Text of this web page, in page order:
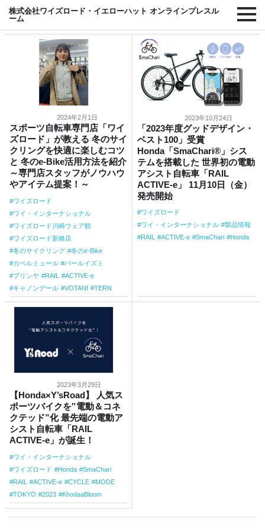
株式会社ワイズロード・イエローハット オンラインプレスル
ーム
#ACTIVE-e
2024年2月1日
スポーツ自転車専門店「ワイ
ズロード」が教える 冬のサイ
クリングを快適に楽しむコツ
と 冬のe-Bike活用方法を紹介
～専門店スタッフがノウハウ
やアイテム提案！～
ワイズロード
ワイ・インターナショナル
ワイズロード川崎ウェア館
ワイズロード新橋店
冬のサイクリング
冬のe-Bike
カペルミュール
パールイズミ
ブリンヤ
RAIL
ACTIVE-e
キャノンデール
VOTANI TERN
2023年10月24日
「2023年度グッドデザイン・
ベスト100」受賞
Honda「SmaChari®」シス
テムを搭載した 世界初の電動
アシスト自転車「RAIL
ACTIVE-e」 11月10日（金）
発売開始
ワイズロード
ワイ・インターナショナル
製品情報
RAIL
ACTIVE-e SmaChari Honda
2023年3月29日
【Honda×Y’sRoad】 人気ス
ポーツバイクを‟電動＆コネ
クテッド”化 最先端の電動ア
シスト自転車「RAIL
ACTIVE-e」が誕生！
ワイ・インターナショナル
ワイズロード
Honda
SmaChari
RAIL
ACTIVE-e CYCLE
MODE
TOKYO
2023 KhodaaBloom